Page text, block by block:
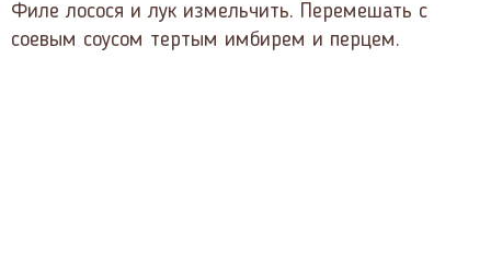
Филе лосося и лук измельчить. Перемешать с
соевым соусом тертым имбирем и перцем.